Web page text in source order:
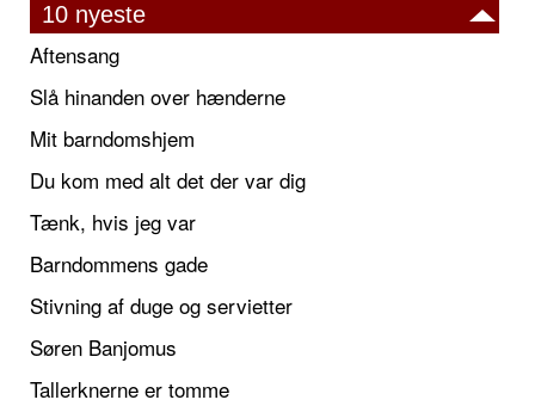
10 nyeste
Aftensang
Slå hinanden over hænderne
Mit barndomshjem
Du kom med alt det der var dig
Tænk, hvis jeg var
Barndommens gade
Stivning af duge og servietter
Søren Banjomus
Tallerknerne er tomme